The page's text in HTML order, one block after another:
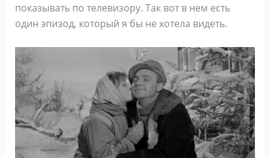
показывать по телевизору. Так вот в нем есть
один эпизод, который я бы не хотела видеть.